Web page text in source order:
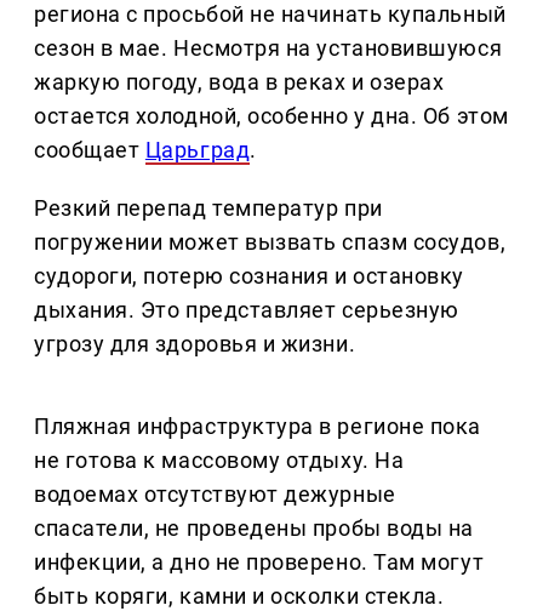
региона с просьбой не начинать купальный
сезон в мае. Несмотря на установившуюся
жаркую погоду, вода в реках и озерах
остается холодной, особенно у дна. Об этом
сообщает Царьград.
Резкий перепад температур при
погружении может вызвать спазм сосудов,
судороги, потерю сознания и остановку
дыхания. Это представляет серьезную
угрозу для здоровья и жизни.
Пляжная инфраструктура в регионе пока
не готова к массовому отдыху. На
водоемах отсутствуют дежурные
спасатели, не проведены пробы воды на
инфекции, а дно не проверено. Там могут
быть коряги, камни и осколки стекла.